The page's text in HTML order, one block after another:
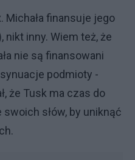
Michała finansuje jego
nikt inny. Wiem też, że
nie są finansowani
podmioty -
że Tusk ma czas do
słów, by uniknąć